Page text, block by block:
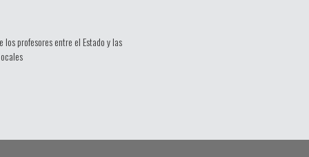
los profesores entre el Estado y las